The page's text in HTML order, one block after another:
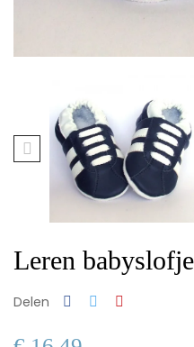
Leren
Delen